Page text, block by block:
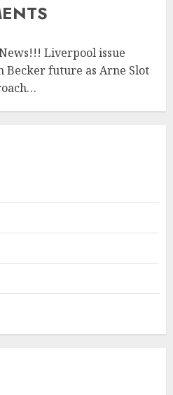
Liverpool issue
Becker future as Arne Slot